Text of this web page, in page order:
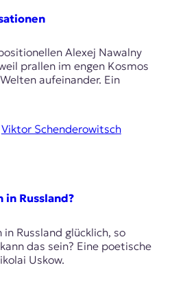
Alexej Nawalny
prallen im engen Kosmos
aufeinander. Ein
Viktor Schenderowitsch
Russland?
Russland glücklich, so
das sein? Eine poetische
Uskow.